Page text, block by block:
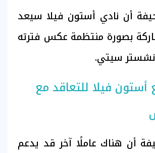
أن نادي أستون فيلا سيعد
بصورة منتظمة عكس فترته
سيتي.
أستون فيلا للتعاقد مع
أن هناك عاملًا آخر قد يدعم